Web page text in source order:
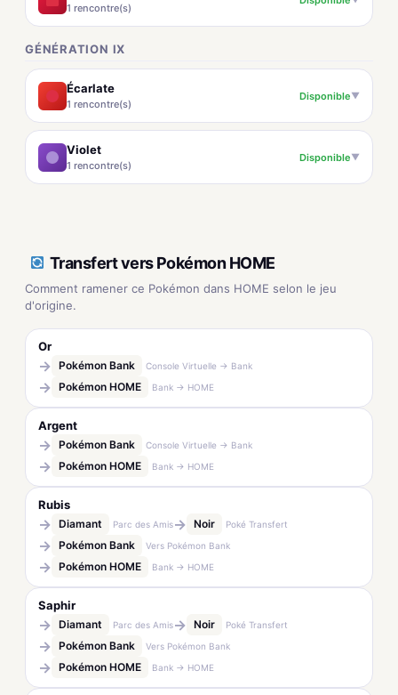
1 rencontre(s)
GÉNÉRATION IX
Écarlate
1 rencontre(s)
Disponible▼
Violet
1 rencontre(s)
Disponible▼
Transfert vers Pokémon HOME
Comment ramener ce Pokémon dans HOME selon le jeu
d'origine.
Or
→ Pokémon Bank Console Virtuelle → Bank
→ Pokémon HOME Bank → HOME
Argent
→ Pokémon Bank Console Virtuelle → Bank
→ Pokémon HOME Bank → HOME
Rubis
→ Diamant Parc des Amis→ Noir Poké Transfert
→ Pokémon Bank Vers Pokémon Bank
→ Pokémon HOME Bank → HOME
Saphir
→ Diamant Parc des Amis→ Noir Poké Transfert
→ Pokémon Bank Vers Pokémon Bank
→ Pokémon HOME Bank → HOME